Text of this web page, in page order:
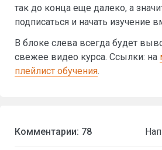
так до конца еще далеко, а
подписаться и начать изучение
В блоке слева всегда будет
свежее видео курса. Ссылки: на
плейлист обучения.
Комментарии: 78